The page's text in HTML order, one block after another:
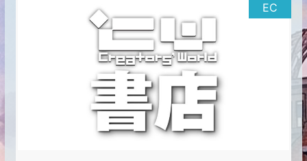
EC